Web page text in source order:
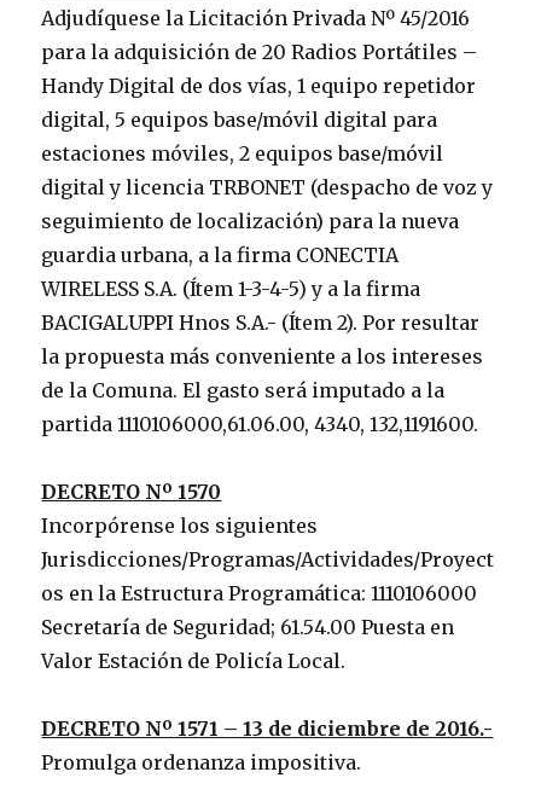
Adjudíquese la Licitación Privada Nº 45/2016
para la adquisición de 20 Radios Portátiles –
Handy Digital de dos vías, 1 equipo repetidor
digital, 5 equipos base/móvil digital para
estaciones móviles, 2 equipos base/móvil
digital y licencia TRBONET (despacho de voz y
seguimiento de localización) para la nueva
guardia urbana, a la firma CONECTIA
WIRELESS S.A. (Ítem 1-3-4-5) y a la firma
BACIGALUPPI Hnos S.A.- (Ítem 2). Por resultar
la propuesta más conveniente a los intereses
de la Comuna. El gasto será imputado a la
partida 1110106000,61.06.00, 4340, 132,1191600.
DECRETO Nº 1570
Incorpórense los siguientes
Jurisdicciones/Programas/Actividades/Proyect
os en la Estructura Programática: 1110106000
Secretaría de Seguridad; 61.54.00 Puesta en
Valor Estación de Policía Local.
DECRETO Nº 1571 – 13 de diciembre de 2016.-
Promulga ordenanza impositiva.